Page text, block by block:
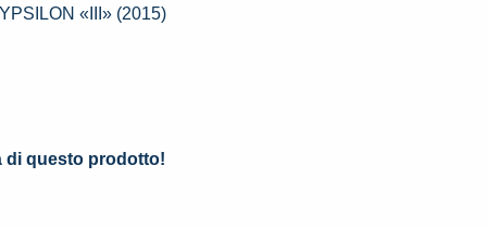
«III» (2015)
di questo prodotto!